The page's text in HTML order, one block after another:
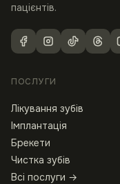
пацієнтів.
ПОСЛУГИ
Лікування зубів
Імплантація
Брекети
Чистка зубів
Всі послуги →